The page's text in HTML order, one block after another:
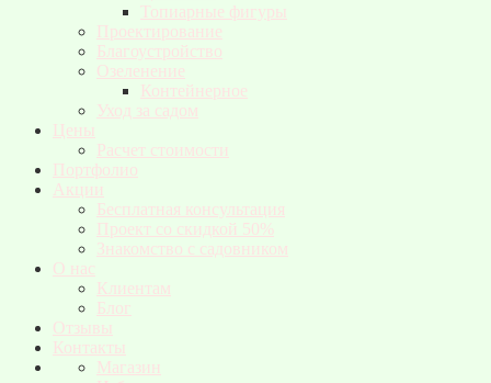
Топиарные фигуры
Проектирование
Благоустройство
Озеленение
Контейнерное
Уход за садом
Цены
Расчет стоимости
Портфолио
Акции
Бесплатная консультация
Проект со скидкой 50%
Знакомство с садовником
О нас
Клиентам
Блог
Отзывы
Контакты
Магазин